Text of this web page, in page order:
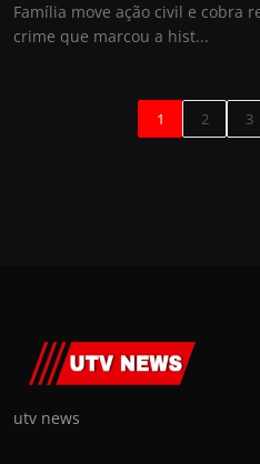
Família move ação civil e cobra
crime que marcou a hist...
1 2 3
utv news